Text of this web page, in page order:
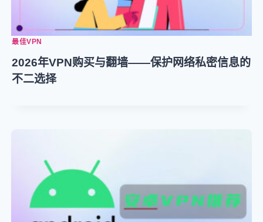
最佳VPN
2026年VPN购买与翻墙——保护网络私密信息的
不二选择